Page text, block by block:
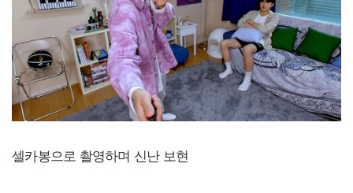
셀카봉으로 촬영하며 신난 보현